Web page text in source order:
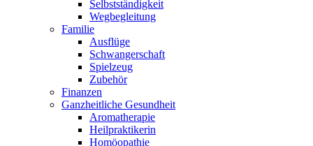
Selbstständigkeit
Wegbegleitung
Familie
Ausflüge
Schwangerschaft
Spielzeug
Zubehör
Finanzen
Ganzheitliche Gesundheit
Aromatherapie
Heilpraktikerin
Homöopathie